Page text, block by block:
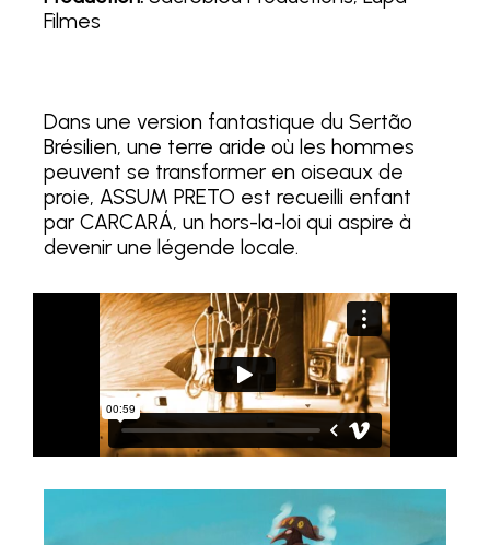
Filmes
Dans une version fantastique du Sertão
Brésilien, une terre aride où les hommes
peuvent se transformer en oiseaux de
proie, ASSUM PRETO est recueilli enfant
par CARCARÁ, un hors-la-loi qui aspire à
devenir une légende locale.